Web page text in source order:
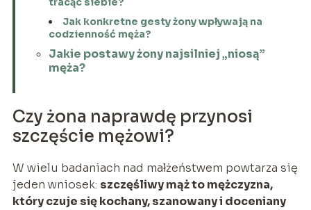
Jak konkretne gesty żony wpływają na
codzienność męża?
Jakie postawy żony najsilniej „niosą”
męża?
Czy żona naprawdę przynosi
szczęście mężowi?
W wielu badaniach nad małżeństwem powtarza się
jeden wniosek: szczęśliwy mąż to mężczyzna,
który czuje się kochany, szanowany i doceniany